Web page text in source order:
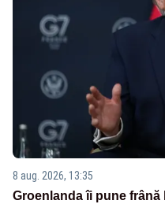
8 aug. 2026, 13:35
Groenlanda îi pune